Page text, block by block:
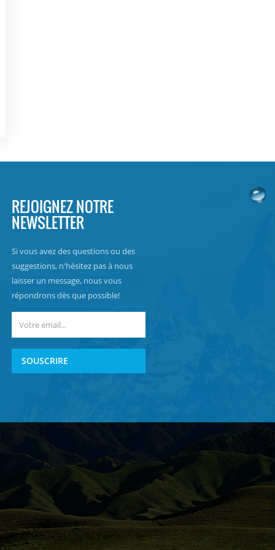
REJOIGNEZ NOTRE
NEWSLETTER
Si vous avez des questions ou des
suggestions, n'hésitez pas à nous
laisser un message, nous vous
répondrons dès que possible!
SOUSCRIRE